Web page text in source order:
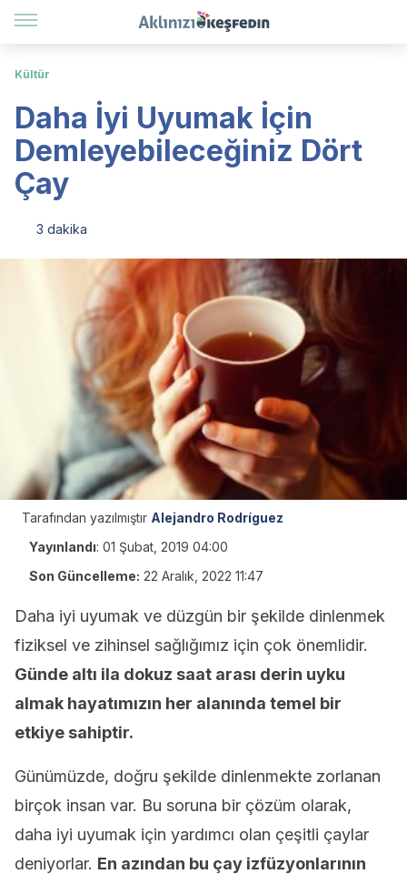
Kültür
Daha İyi Uyumak İçin
Demleyebileceğiniz Dört
Çay
3 dakika
Tarafından yazılmıştır Alejandro Rodríguez
Yayınlandı: 01 Şubat, 2019 04:00
Son Güncelleme: 22 Aralık, 2022 11:47
Daha iyi uyumak ve düzgün bir şekilde dinlenmek
fiziksel ve zihinsel sağlığımız için çok önemlidir.
Günde altı ila dokuz saat arası derin uyku
almak hayatımızın her alanında temel bir
etkiye sahiptir.
Günümüzde, doğru şekilde dinlenmekte zorlanan
birçok insan var. Bu soruna bir çözüm olarak,
daha iyi uyumak için yardımcı olan çeşitli çaylar
deniyorlar. En azından bu çay izfüzyonlarının